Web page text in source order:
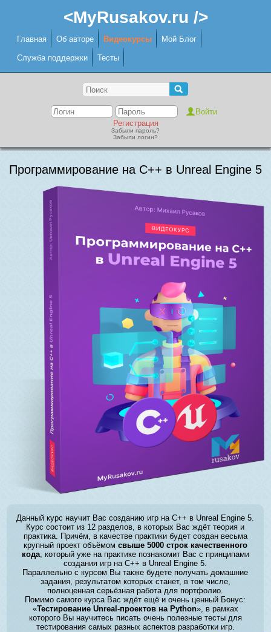
<MyRusakov.ru />
Главная Об авторе Видеокурсы Мой Блог
Служба поддержки Тесты
Регистрация
Забыли пароль?
Забыли логин?
Программирование на C++ в Unreal Engine 5
Данный курс научит Вас созданию игр на C++ в Unreal Engine 5.
Курс состоит из 12 разделов, в которых Вас ждёт теория и
практика. Причём, в качестве практики будет создан весьма
крупный проект объёмом свыше 5000 строк качественного
кода, который уже на практике познакомит Вас с принципами
создания игр на C++ в Unreal Engine 5.
Параллельно с курсом Вы также будете получать домашние
задания, результатом которых станет, в том числе,
полноценная серьёзная работа для портфолио.
Помимо самого курса Вас ждёт ещё и очень ценный Бонус:
«Тестирование Unreal-проектов на Python», в рамках
которого Вы научитесь писать очень полезные тесты для
тестирования самых разных аспектов разработки игр.